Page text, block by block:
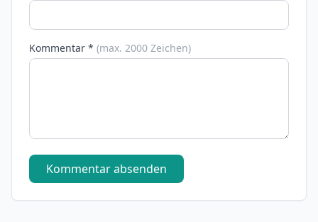
Kommentar * (max. 2000 Zeichen)
Kommentar absenden